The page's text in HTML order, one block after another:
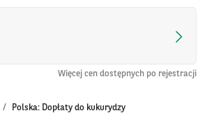
Więcej cen dostępnych po rejestracji
Polska: Dopłaty do kukurydzy